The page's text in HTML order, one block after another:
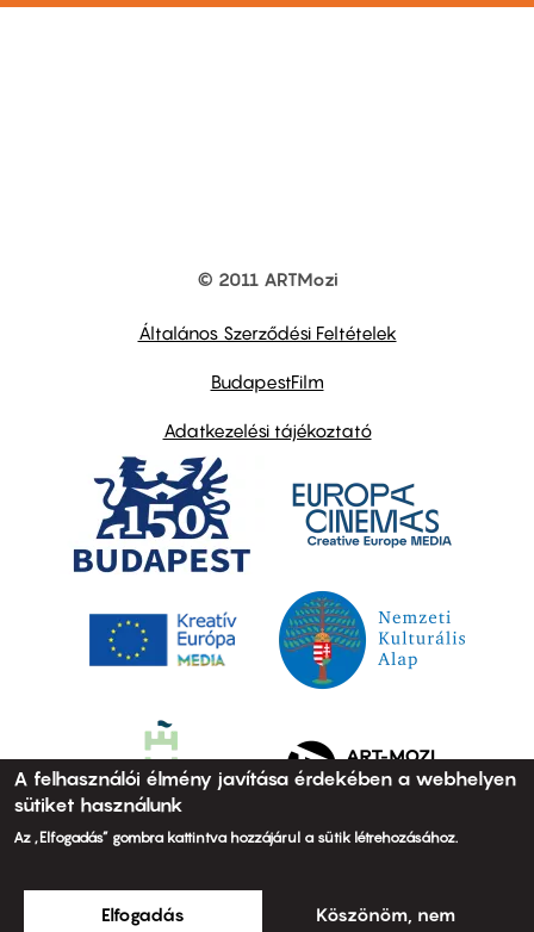
© 2011 ARTMozi
Általános Szerződési Feltételek
BudapestFilm
Adatkezelési tájékoztató
A felhasználói élmény javítása érdekében a webhelyen
sütiket használunk
Az „Elfogadás” gombra kattintva hozzájárul a sütik létrehozásához.
Elfogadás Köszönöm, nem